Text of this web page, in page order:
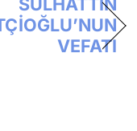
VEFATI